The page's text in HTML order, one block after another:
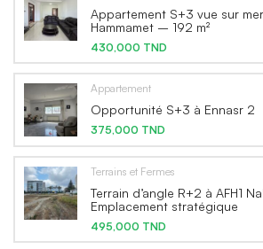
Appartement S+3 vue sur
Hammamet – 192 m²
430,000 TND
Appartement
Opportunité S+3 à Ennasr 2
375,000 TND
Terrains et Fermes
Terrain d’angle R+2 à AFH1
Emplacement stratégique
495,000 TND